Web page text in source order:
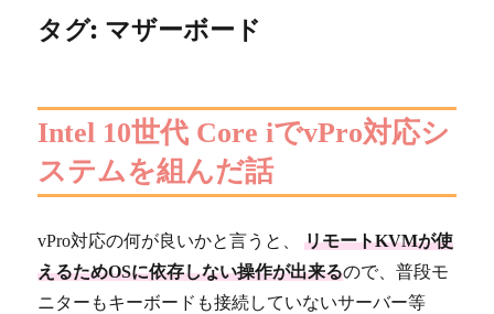
タグ: マザーボード
Intel 10世代 Core iでvPro対応シ
ステムを組んだ話
vPro対応の何が良いかと言うと、リモートKVMが使
えるためOSに依存しない操作が出来るので、普段モ
ニターもキーボードも接続していないサーバー等